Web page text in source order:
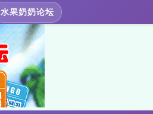
水果奶奶论坛